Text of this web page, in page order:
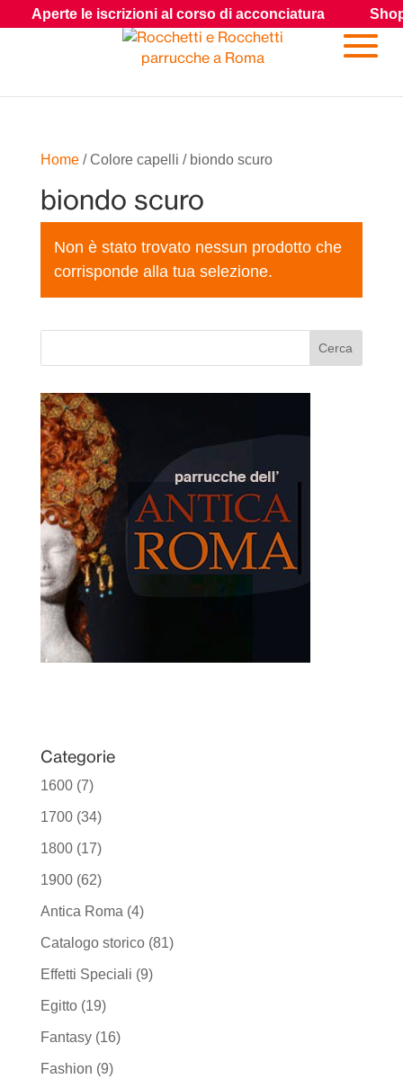
Home/ Colore capelli / biondo scuro
biondo scuro
Non è stato trovato nessun prodotto che
corrisponde alla tua selezione.
Categorie
1600(7)
1700(34)
1800(17)
1900(62)
Antica Roma (4)
Catalogo storico(81)
Effetti Speciali (9)
Egitto(19)
Fantasy(16)
Fashion (9)
Aperte le iscrizioni al corso di acconciatura Shop: